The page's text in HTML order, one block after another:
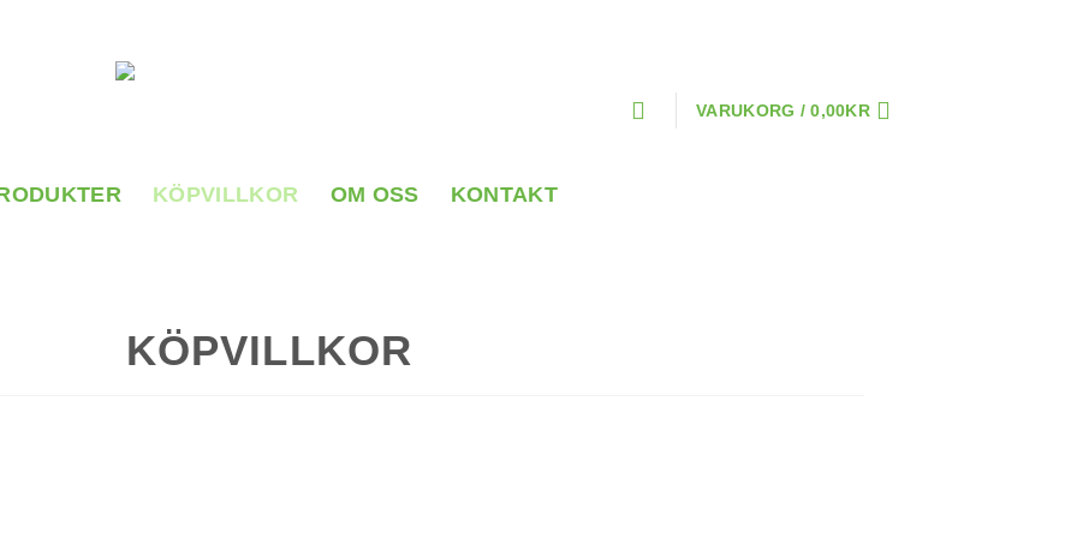
VARUKORG /0,00KR
KÖPVILLKOR OM OSS KONTAKT
KÖPVILLKOR